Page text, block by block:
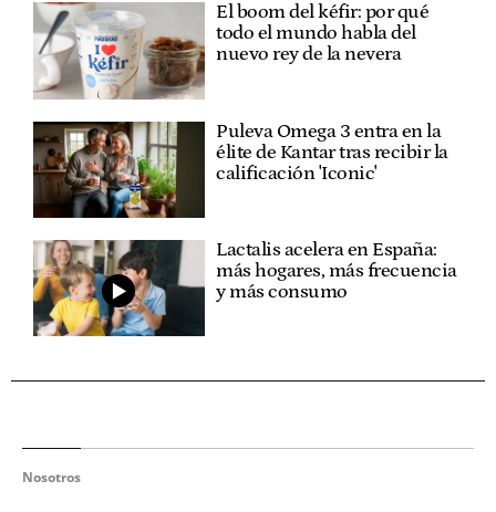
El boom del kéfir: por qué
todo el mundo habla del
nuevo rey de la nevera
Puleva Omega 3 entra en la
élite de Kantar tras recibir la
calificación 'Iconic'
Lactalis acelera en España:
más hogares, más frecuencia
y más consumo
Nosotros